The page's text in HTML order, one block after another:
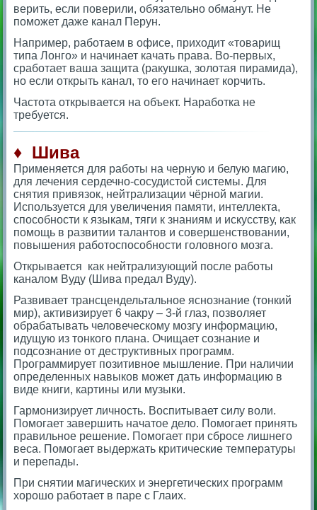
верить, если поверили, обязательно обманут. Не
поможет даже канал Перун.
Например, работаем в офисе, приходит «товарищ
типа Лонго» и начинает качать права. Во-первых,
сработает ваша защита (ракушка, золотая пирамида),
но если открыть канал, то его начинает корчить.
Частота открывается на объект. Наработка не
требуется.
♦ Шива
Применяется для работы на черную и белую магию,
для лечения сердечно-сосудистой системы. Для
снятия привязок, нейтрализации чёрной магии.
Используется для увеличения памяти, интеллекта,
способности к языкам, тяги к знаниям и искусству, как
помощь в развитии талантов и совершенствовании,
повышения работоспособности головного мозга.
Открывается как нейтрализующий после работы
каналом Вуду (Шива предал Вуду).
Развивает трансцендельтальное яснознание (тонкий
мир), активизирует 6 чакру – 3-й глаз, позволяет
обрабатывать человеческому мозгу информацию,
идущую из тонкого плана. Очищает сознание и
подсознание от деструктивных программ.
Программирует позитивное мышление. При наличии
определенных навыков может дать информацию в
виде книги, картины или музыки.
Гармонизирует личность. Воспитывает силу воли.
Помогает завершить начатое дело. Помогает принять
правильное решение. Помогает при сбросе лишнего
веса. Помогает выдержать критические температуры
и перепады.
При снятии магических и энергетических программ
хорошо работает в паре с Глаих.